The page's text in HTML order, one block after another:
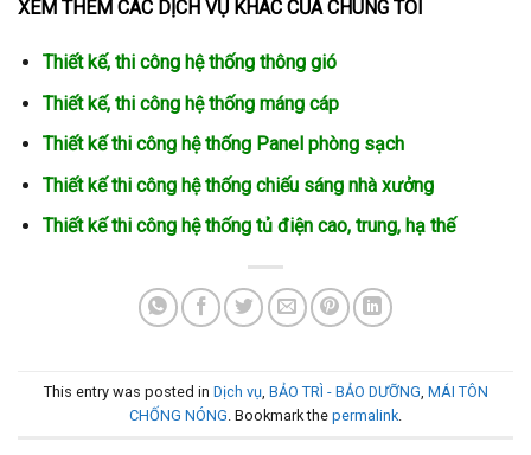
XEM THÊM CÁC DỊCH VỤ KHÁC CỦA CHÚNG TÔI
Thiết kế, thi công hệ thống thông gió
Thiết kế, thi công hệ thống máng cáp
Thiết kế thi công hệ thống Panel phòng sạch
Thiết kế thi công hệ thống chiếu sáng nhà xưởng
Thiết kế thi công hệ thống tủ điện cao, trung, hạ thế
This entry was posted in Dịch vụ, BẢO TRÌ - BẢO DƯỠNG MÁI TÔN
CHỐNG NÓNG . Bookmark the permalink